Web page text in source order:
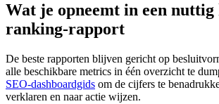
Wat je opneemt in een
ranking-rapport
De beste rapporten blijven gericht op
alle beschikbare metrics in één overzicht te
SEO‑dashboardgids om de cijfers te
verklaren en naar actie wijzen.